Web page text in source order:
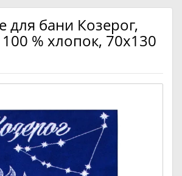
для бани Козерог,
% хлопок, 70х130